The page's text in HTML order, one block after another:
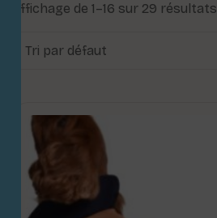
Affichage de 1–16 sur 29 résultats